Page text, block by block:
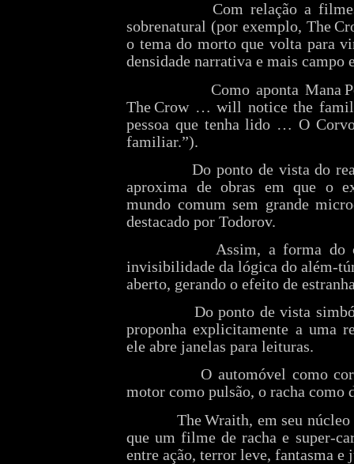
Com relação a
sobrenatural (por exemplo, The
o tema do morto que volta para
densidade narrativa e mais campo
Como aponta Mana
The Crow … will notice the
pessoa que tenha lido … O
familiar.”).
Do ponto de vista do
aproxima de obras em que o
mundo comum sem grande
destacado por Todorov.
Assim, a forma do
invisibilidade da lógica do
aberto, gerando o efeito de
Do ponto de vista
proponha explicitamente a uma
ele abre janelas para leituras.
O automóvel como
motor como pulsão, o racha como
The Wraith, em seu
que um filme de racha e
entre ação, terror leve, fantasma e